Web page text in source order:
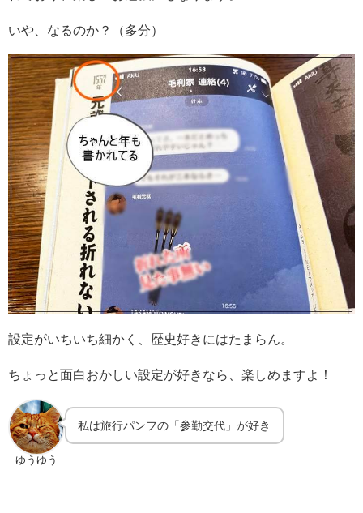
いや、なるのか？（多分）
設定がいちいち細かく、歴史好きにはたまらん。
ちょっと面白おかしい設定が好きなら、楽しめますよ！
ゆうゆう
私は旅行パンフの「参勤交代」が好き